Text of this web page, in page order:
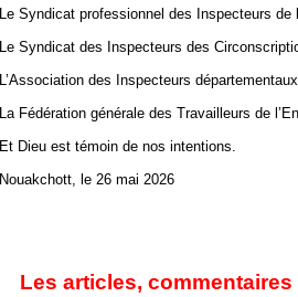
Le Syndicat professionnel des Inspecteurs de
Le Syndicat des Inspecteurs des
L’Association des Inspecteurs départementaux
La Fédération générale des Travailleurs de
Et Dieu est témoin de nos intentions.
Nouakchott, le 26 mai 2026
Les articles,